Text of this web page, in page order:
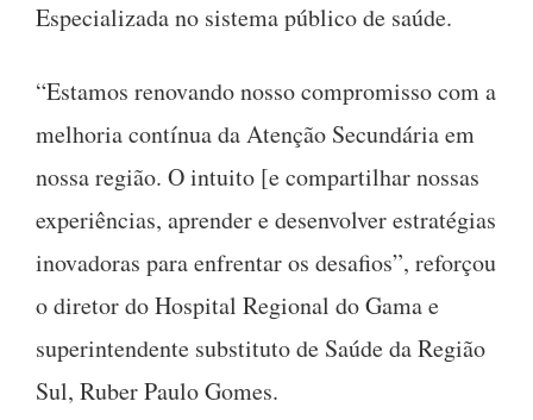
Especializada no sistema público de saúde.
“Estamos renovando nosso compromisso com a
melhoria contínua da Atenção Secundária em
nossa região. O intuito [e compartilhar nossas
experiências, aprender e desenvolver estratégias
inovadoras para enfrentar os desafios”, reforçou
o diretor do Hospital Regional do Gama e
superintendente substituto de Saúde da Região
Sul, Ruber Paulo Gomes.